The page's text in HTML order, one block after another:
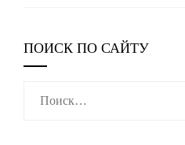
ПОИСК ПО САЙТУ